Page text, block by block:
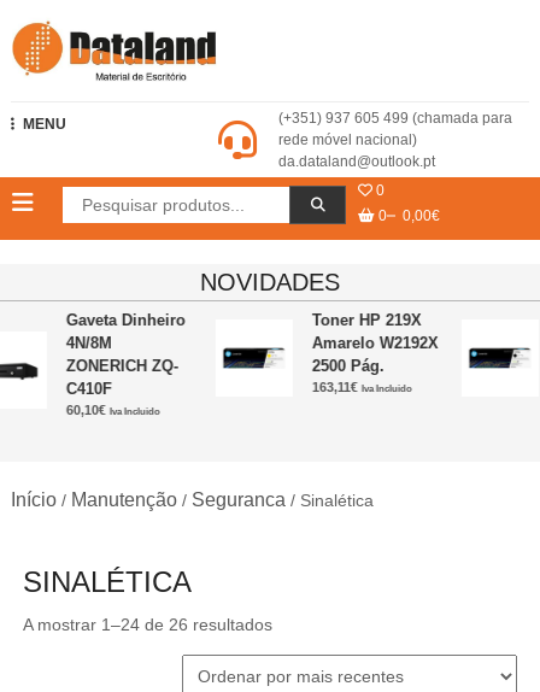
content
MENU
(+351) 937 605 499 (chamada para
rede móvel nacional)
da.dataland@outlook.pt
0
0
0,00€
NOVIDADES
Gaveta Dinheiro
4N/8M
ZONERICH ZQ-
C410F
60,10€ Iva Incluido
Toner HP 219X
Amarelo W2192X
2500 Pág.
163,11€ Iva Incluido
Início/ Manutenção/ Seguranca / Sinalética
SINALÉTICA
A mostrar 1–24 de 26 resultadosOrdenado
mais